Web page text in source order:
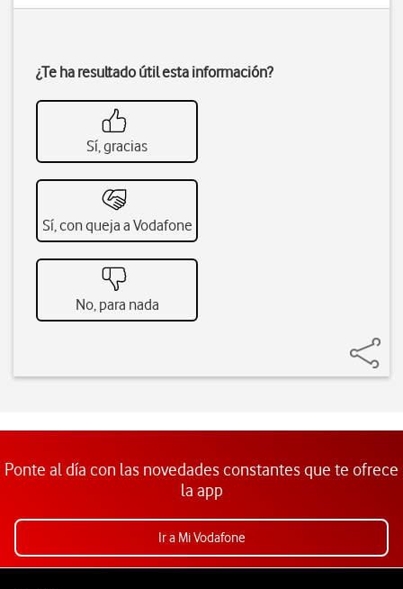
¿Te ha resultado útil esta información?
Sí, gracias
Sí, con queja a Vodafone
No, para nada
Ponte al día con las novedades constantes que te ofrece
la app
Ir a Mi Vodafone